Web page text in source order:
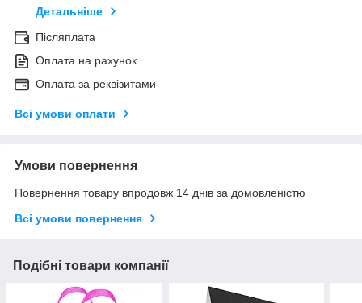
Детальніше
Післяплата
Оплата на рахунок
Оплата за реквізитами
Всі умови оплати
Умови повернення
Повернення товару впродовж 14 днів за домовленістю
Всі умови повернення
Подібні товари компанії